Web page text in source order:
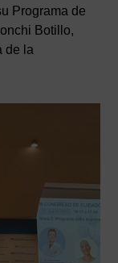
Programa de
Botillo,
de la